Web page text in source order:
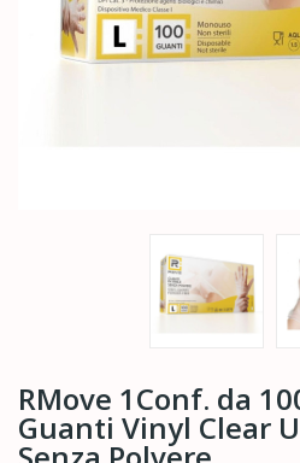
RMove 1Conf. da
Guanti Vinyl Clear